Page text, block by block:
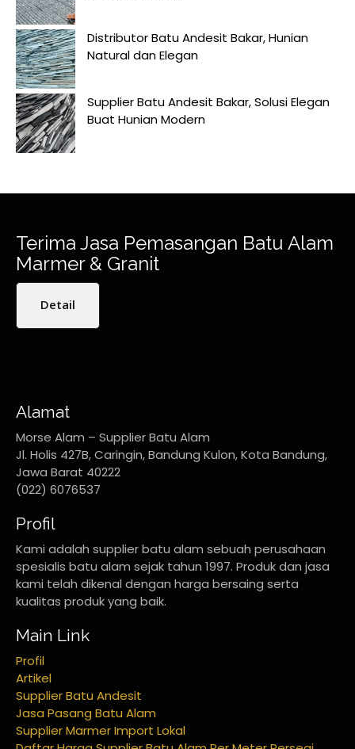
Distributor Batu Andesit Bakar, Hunian
Natural dan Elegan
Supplier Batu Andesit Bakar, Solusi Elegan
Buat Hunian Modern
Terima Jasa Pemasangan Batu Alam
Marmer & Granit
Detail
Alamat
Morse Alam – Supplier Batu Alam
Jl. Holis 427B, Caringin, Bandung Kulon, Kota Bandung,
Jawa Barat 40222
(022) 6076537
Profil
Kami adalah supplier batu alam sebuah perusahaan
spesialis batu alam sejak tahun 1997. Produk dan jasa
kami telah dikenal dengan harga bersaing serta
kualitas produk yang baik.
Main Link
Profil
Artikel
Supplier Batu Andesit
Jasa Pasang Batu Alam
Supplier Marmer Import Lokal